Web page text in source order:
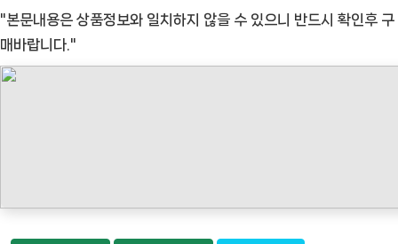
"본문내용은 상품정보와 일치하지 않을 수 있으니 반드시 확인후 구
매바랍니다."